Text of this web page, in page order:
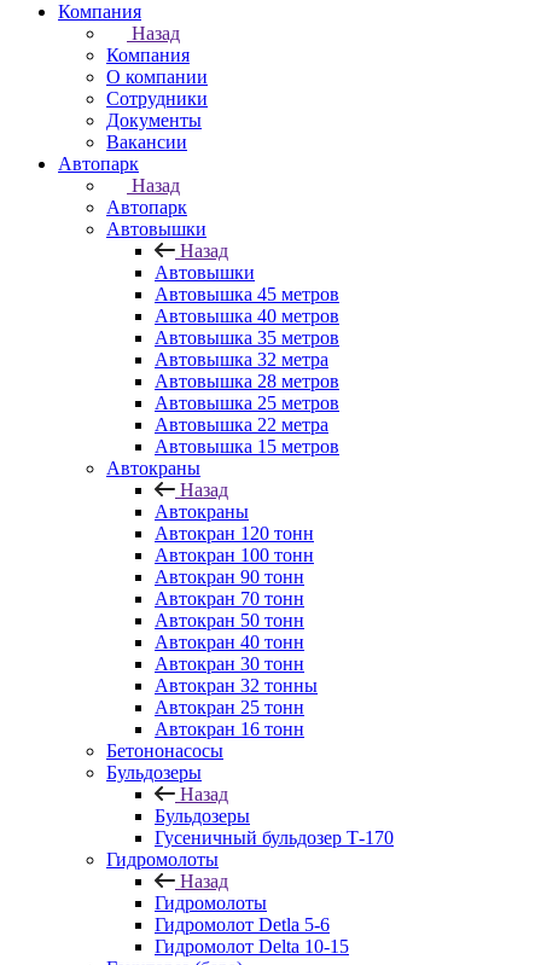
Компания
Назад
Компания
О компании
Сотрудники
Документы
Вакансии
Автопарк
Назад
Автопарк
Автовышки
Назад
Автовышки
Автовышка 45 метров
Автовышка 40 метров
Автовышка 35 метров
Автовышка 32 метра
Автовышка 28 метров
Автовышка 25 метров
Автовышка 22 метра
Автовышка 15 метров
Автокраны
Назад
Автокраны
Автокран 120 тонн
Автокран 100 тонн
Автокран 90 тонн
Автокран 70 тонн
Автокран 50 тонн
Автокран 40 тонн
Автокран 30 тонн
Автокран 32 тонны
Автокран 25 тонн
Автокран 16 тонн
Бетононасосы
Бульдозеры
Назад
Бульдозеры
Гусеничный бульдозер Т-170
Гидромолоты
Назад
Гидромолоты
Гидромолот Detla 5-6
Гидромолот Delta 10-15